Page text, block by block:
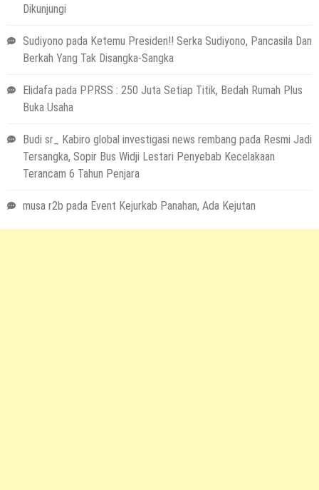
Dikunjungi
Sudiyono pada Ketemu Presiden!! Serka Sudiyono, Pancasila Dan
Berkah Yang Tak Disangka-Sangka
Elidafa pada PPRSS : 250 Juta Setiap Titik, Bedah Rumah Plus
Buka Usaha
Budi sr_ Kabiro global investigasi news rembang pada Resmi Jadi
Tersangka, Sopir Bus Widji Lestari Penyebab Kecelakaan
Terancam 6 Tahun Penjara
musa r2b pada Event Kejurkab Panahan, Ada Kejutan